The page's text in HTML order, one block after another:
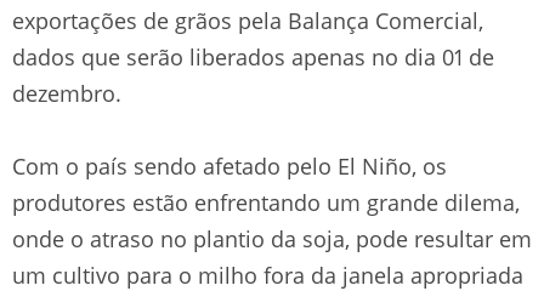
exportações de grãos pela Balança Comercial,
dados que serão liberados apenas no dia 01 de
dezembro.
Com o país sendo afetado pelo El Niño, os
produtores estão enfrentando um grande dilema,
onde o atraso no plantio da soja, pode resultar em
um cultivo para o milho fora da janela apropriada